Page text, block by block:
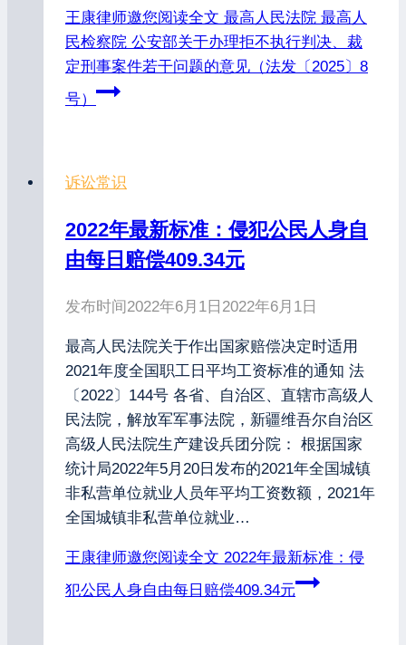
王康律师邀您阅读全文 最高人民法院 最高人
民检察院 公安部关于办理拒不执行判决、裁
定刑事案件若干问题的意见（法发〔2025〕8
号）
诉讼常识
2022年最新标准：侵犯公民人身自
由每日赔偿409.34元
发布时间2022年6月1日 2022年6月1日
最高人民法院关于作出国家赔偿决定时适用
2021年度全国职工日平均工资标准的通知 法
〔2022〕144号 各省、自治区、直辖市高级人
民法院，解放军军事法院，新疆维吾尔自治区
高级人民法院生产建设兵团分院： 根据国家
统计局2022年5月20日发布的2021年全国城镇
非私营单位就业人员年平均工资数额，2021年
全国城镇非私营单位就业…
王康律师邀您阅读全文 2022年最新标准：侵
犯公民人身自由每日赔偿409.34元